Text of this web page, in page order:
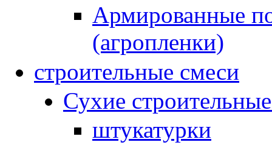
Армированные
(агропленки)
строительные смеси
Сухие
штукатурки